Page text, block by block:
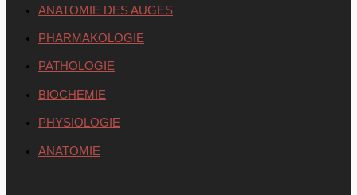
ANATOMIE DES AUGES
PHARMAKOLOGIE
PATHOLOGIE
BIOCHEMIE
PHYSIOLOGIE
ANATOMIE